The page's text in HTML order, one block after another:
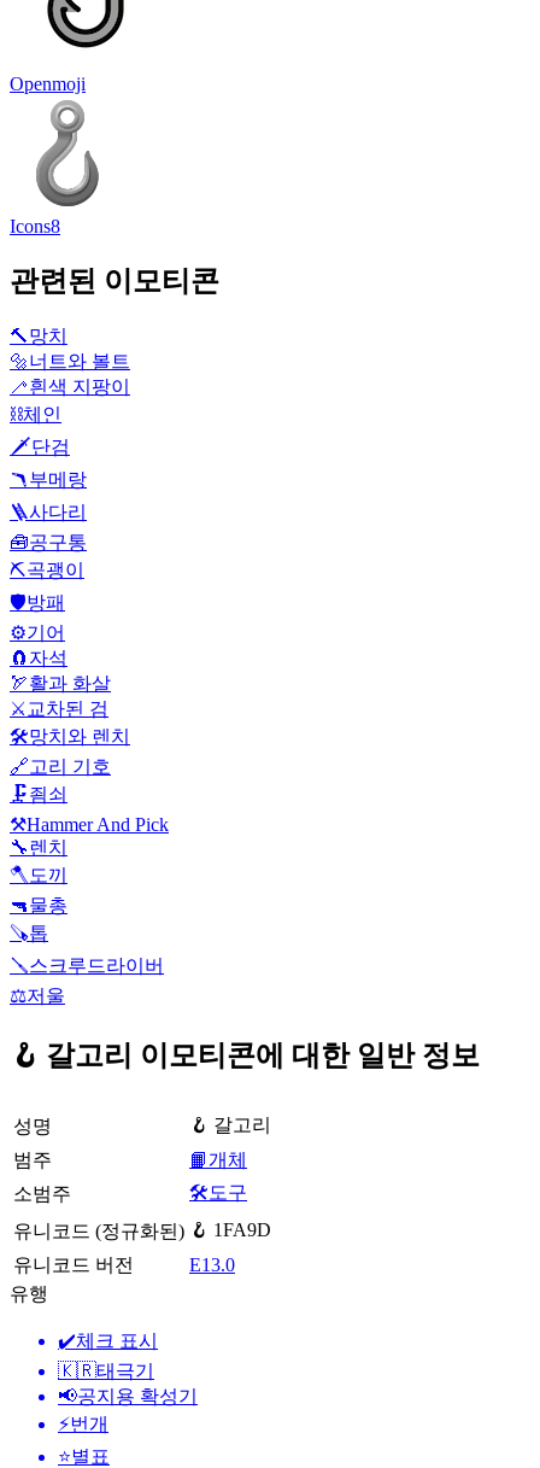
Openmoji
Icons8
관련된 이모티콘
🔨망치
🔩너트와 볼트
🦯흰색 지팡이
⛓️체인
🗡️단검
🪃부메랑
🪜사다리
🧰공구통
⛏️곡괭이
🛡️방패
⚙️기어
🧲 자석
🏹활과 화살
⚔️ 교차된 검
🛠️망치와 렌치
🔗고리 기호
🗜️죔쇠
⚒️Hammer And Pick
🔧렌치
🪓 도끼
🔫물총
🪚톱
🪛스크루드라이버
⚖️저울
🪝 갈고리 이모티콘에 대한 일반 정보
성명
🪝 갈고리
범주
📙개체
소범주
🛠️도구
유니코드 (정규화된) 🪝 1FA9D
유니코드 버전
E13.0
유행
✔️체크 표시
🇰🇷태극기
📢공지용 확성기
⚡번개
⭐별표